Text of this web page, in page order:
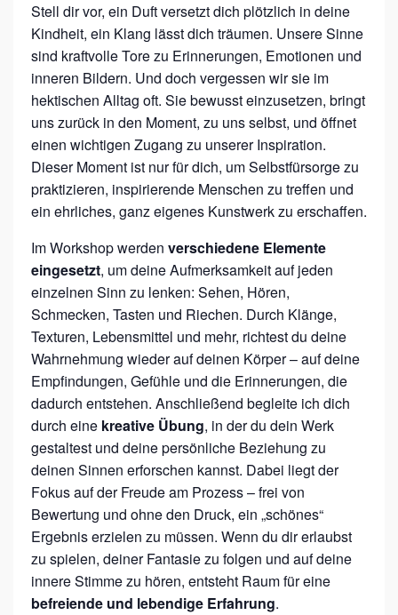
Stell dir vor, ein Duft versetzt dich plötzlich in deine
Kindheit, ein Klang lässt dich träumen. Unsere Sinne
sind kraftvolle Tore zu Erinnerungen, Emotionen und
inneren Bildern. Und doch vergessen wir sie im
hektischen Alltag oft. Sie bewusst einzusetzen, bringt
uns zurück in den Moment, zu uns selbst, und öffnet
einen wichtigen Zugang zu unserer Inspiration.
Dieser Moment ist nur für dich, um Selbstfürsorge zu
praktizieren, inspirierende Menschen zu treffen und
ein ehrliches, ganz eigenes Kunstwerk zu erschaffen.
Im Workshop werden verschiedene Elemente
eingesetzt, um deine Aufmerksamkeit auf jeden
einzelnen Sinn zu lenken: Sehen, Hören,
Schmecken, Tasten und Riechen. Durch Klänge,
Texturen, Lebensmittel und mehr, richtest du deine
Wahrnehmung wieder auf deinen Körper – auf deine
Empfindungen, Gefühle und die Erinnerungen, die
dadurch entstehen. Anschließend begleite ich dich
durch eine kreative Übung, in der du dein Werk
gestaltest und deine persönliche Beziehung zu
deinen Sinnen erforschen kannst. Dabei liegt der
Fokus auf der Freude am Prozess – frei von
Bewertung und ohne den Druck, ein „schönes“
Ergebnis erzielen zu müssen. Wenn du dir erlaubst
zu spielen, deiner Fantasie zu folgen und auf deine
innere Stimme zu hören, entsteht Raum für eine
befreiende und lebendige Erfahrung.